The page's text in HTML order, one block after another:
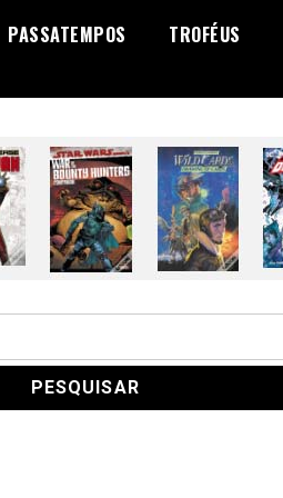
PASSATEMPOS TROFÉUS